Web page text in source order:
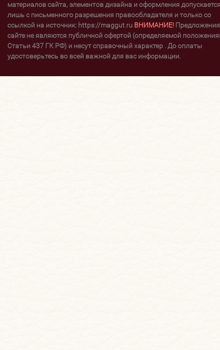
материалов сайта, элементов дизайна и оформления
лишь с письменного разрешения правообладателя и только со
ссылкой на источник: https://maggut.ru ВНИМАНИЕ!
сайте не являются публичной офертой (определяемой
Статьи 437 ГК РФ) и несут справочный характер . До оплаты
удостоверьтесь во всей важной для вас информации.